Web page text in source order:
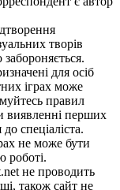
творів
для осіб
іграх може
правил
виявленні перших
спеціаліста.
не може бути
роботі.
не проводить
також сайт не